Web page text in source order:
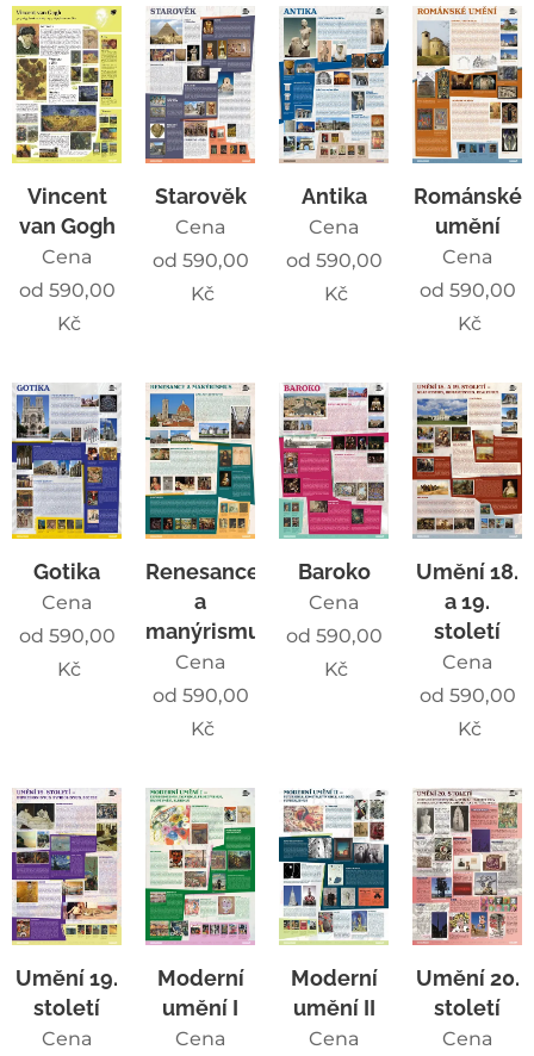
Vincent
van Gogh
Cena
od 590,00
Kč
Starověk
Cena
od 590,00
Kč
Antika
Cena
od 590,00
Kč
Románské
umění
Cena
od 590,00
Kč
Gotika
Cena
od 590,00
Kč
Renesance
a
manýrismus
Cena
od 590,00
Kč
Baroko
Cena
od 590,00
Kč
Umění 18.
a 19.
století
Cena
od 590,00
Kč
Umění 19.
století
Cena
Moderní
umění I
Cena
Moderní
umění II
Cena
Umění 20.
století
Cena